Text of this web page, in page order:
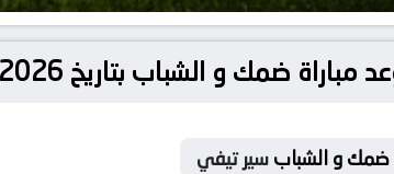
الشباب بتاريخ 2026-02-20 في دوري السعودية, الدوري السعودي
ضمك و الشبابسير تيفي